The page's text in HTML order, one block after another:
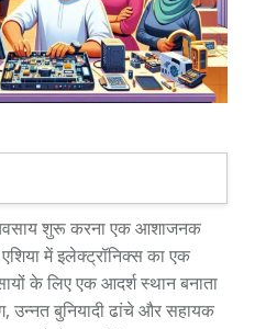
शुरू करना एक आशाजनक
में इलेक्ट्रॉनिक्स का एक
के लिए एक आदर्श स्थान बनाता
उन्नत बुनियादी ढांचे और सहायक